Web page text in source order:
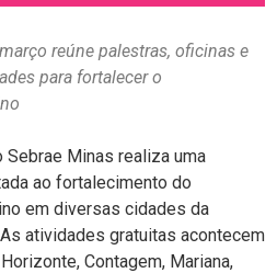
reúne palestras, oficinas e
para fortalecer o
Sebrae Minas realiza uma
ao fortalecimento do
em diversas cidades da
atividades gratuitas acontecem
Contagem, Mariana,